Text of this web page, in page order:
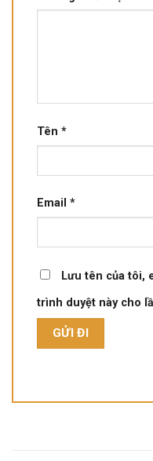
Tên *
Email *
Lưu tên của tôi,
trình duyệt này cho